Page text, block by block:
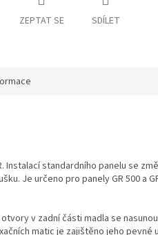
ZEPTAT SE SDÍLET
Instalací standardního panelu se
Je určeno pro panely GR 500 a
v zadní části madla se
matic je zajištěno jeho pevné